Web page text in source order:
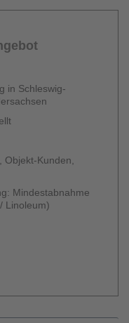
in Schleswig-
Kunden,
Mindestabnahme
Linoleum)